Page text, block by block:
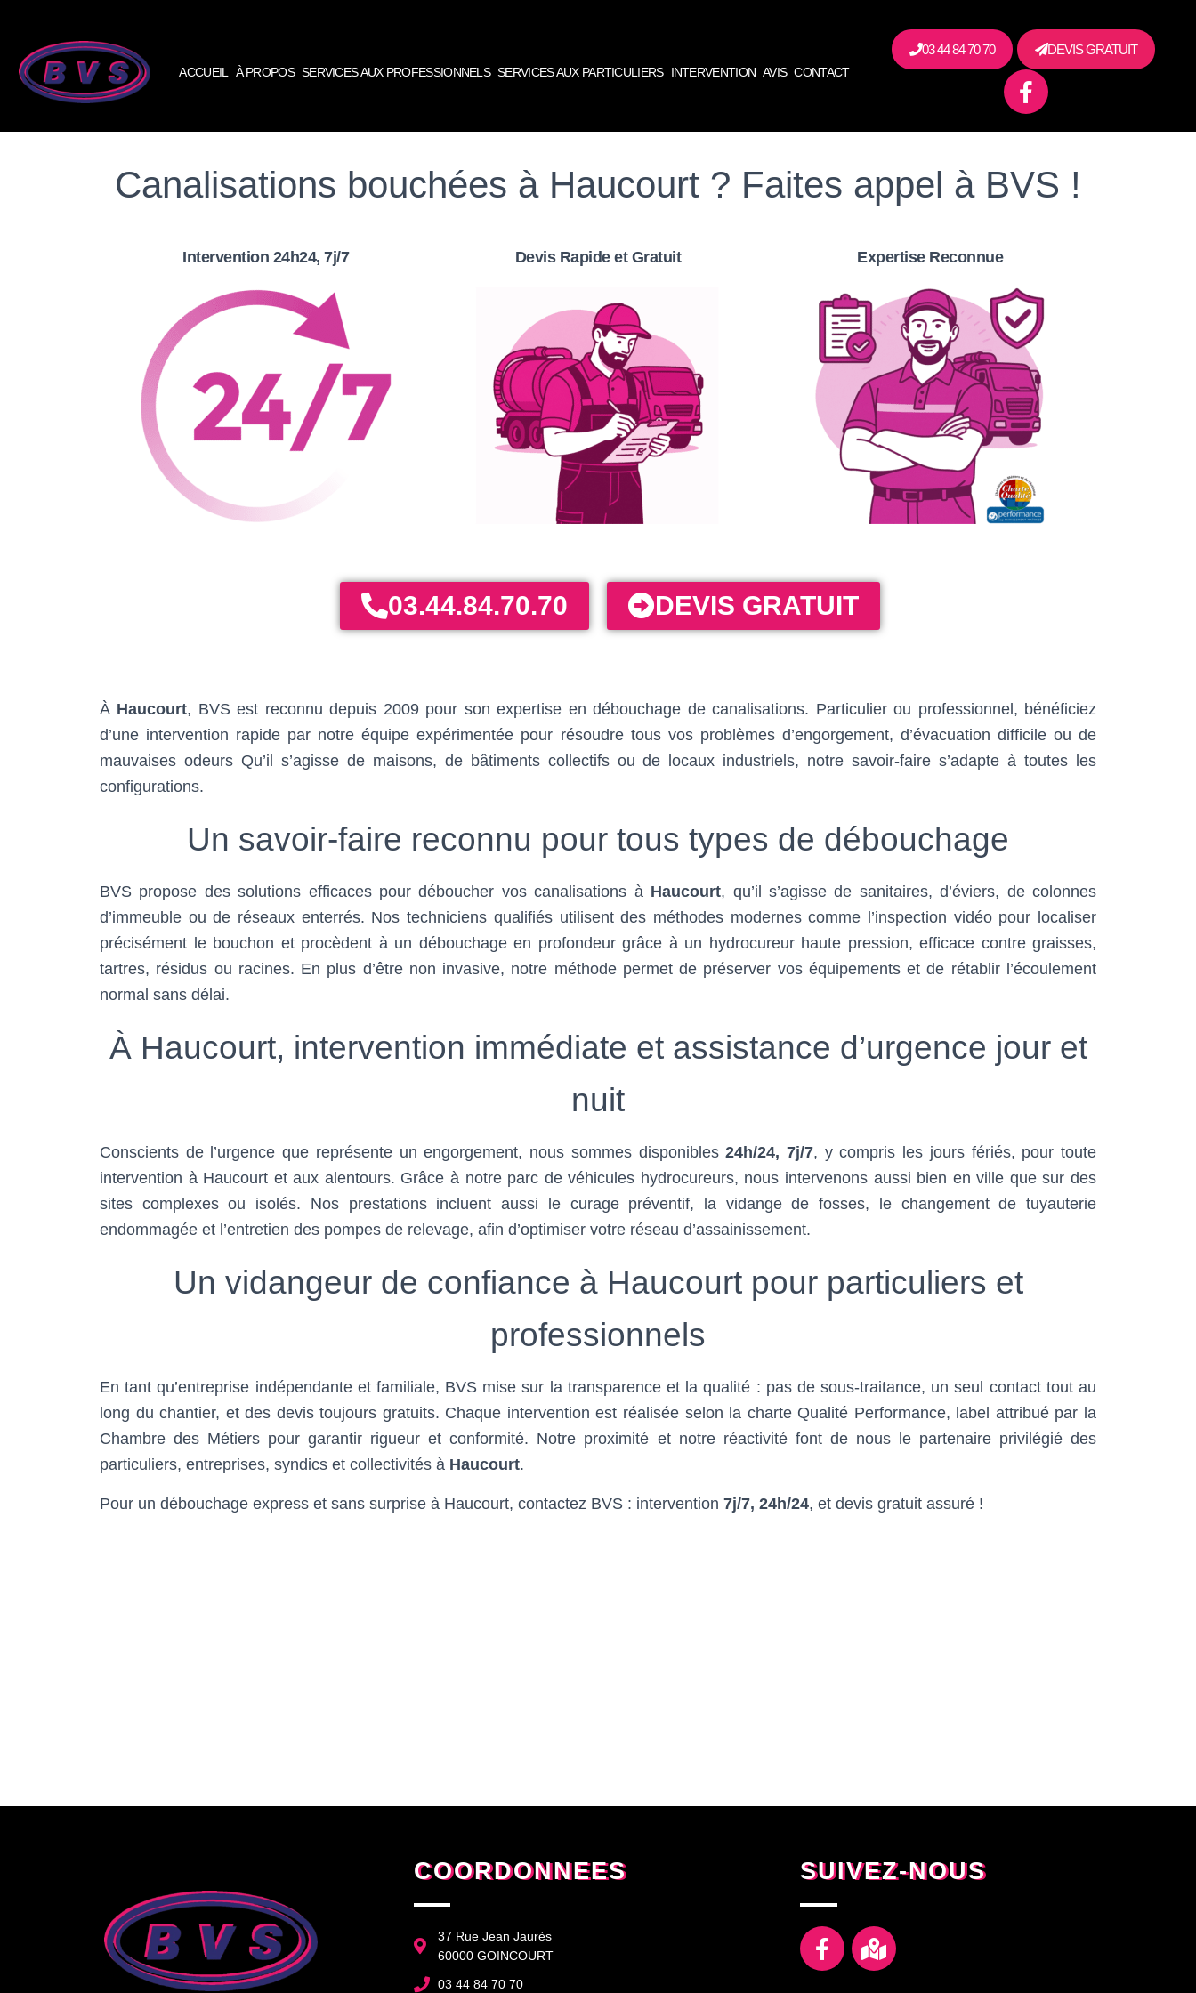
ACCUEIL À PROPOS SERVICES AUX PROFESSIONNELS SERVICES AUX PARTICULIERS INTERVENTION AVIS CONTACT
03 44 84 70 70 DEVIS GRATUIT
Canalisations bouchées à Haucourt ? Faites appel à BVS !
Intervention 24h24, 7j/7 Devis Rapide et Gratuit Expertise Reconnue
03.44.84.70.70 DEVIS GRATUIT
À Haucourt, BVS est reconnu depuis 2009 pour son expertise en débouchage de canalisations. Particulier ou professionnel, bénéficiez
d’une intervention rapide par notre équipe expérimentée pour résoudre tous vos problèmes d’engorgement, d’évacuation difficile ou de
mauvaises odeurs Qu’il s’agisse de maisons, de bâtiments collectifs ou de locaux industriels, notre savoir-faire s’adapte à toutes les
configurations.
Un savoir-faire reconnu pour tous types de débouchage
BVS propose des solutions efficaces pour déboucher vos canalisations à Haucourt, qu’il s’agisse de sanitaires, d’éviers, de colonnes
d’immeuble ou de réseaux enterrés. Nos techniciens qualifiés utilisent des méthodes modernes comme l’inspection vidéo pour localiser
précisément le bouchon et procèdent à un débouchage en profondeur grâce à un hydrocureur haute pression, efficace contre graisses,
tartres, résidus ou racines. En plus d’être non invasive, notre méthode permet de préserver vos équipements et de rétablir l’écoulement
normal sans délai.
À Haucourt, intervention immédiate et assistance d’urgence jour et
nuit
Conscients de l’urgence que représente un engorgement, nous sommes disponibles24h/24, 7j/7, y compris les jours fériés, pour toute
intervention à Haucourt et aux alentours. Grâce à notre parc de véhicules hydrocureurs, nous intervenons aussi bien en ville que sur des
sites complexes ou isolés. Nos prestations incluent aussi le curage préventif, la vidange de fosses, le changement de tuyauterie
endommagée et l’entretien des pompes de relevage, afin d’optimiser votre réseau d’assainissement.
Un vidangeur de confiance à Haucourt pour particuliers et
professionnels
En tant qu’entreprise indépendante et familiale, BVS mise sur la transparence et la qualité : pas de sous-traitance, un seul contact tout au
long du chantier, et des devis toujours gratuits. Chaque intervention est réalisée selon la charte Qualité Performance, label attribué par la
Chambre des Métiers pour garantir rigueur et conformité. Notre proximité et notre réactivité font de nous le partenaire privilégié des
particuliers, entreprises, syndics et collectivités à Haucourt.
Pour un débouchage express et sans surprise à Haucourt, contactez BVS : intervention 7j/7, 24h/24, et devis gratuit assuré !
COORDONNEES
37 Rue Jean Jaurès
60000 GOINCOURT
03 44 84 70 70
SUIVEZ-NOUS